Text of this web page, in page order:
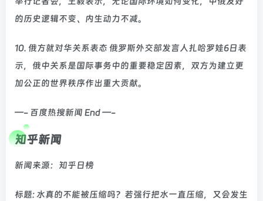
的历史逻辑不变、内生动力不减。
10. 俄方就对华关系表态 俄罗斯外交部发言人扎哈罗娃6日表
示，俄中关系是国际事务中的重要稳定因素，双方为建立更
加公正的世界秩序作出重大贡献。
—- 百度热搜新闻 End —-
知乎新闻
新闻来源：知乎日榜
标题: 水真的不能被压缩吗？若强行把水一直压缩，又会发生